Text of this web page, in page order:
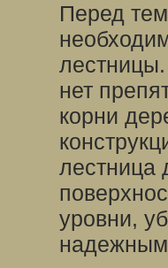
Перед тем
нет
корни
лестница
уровни,